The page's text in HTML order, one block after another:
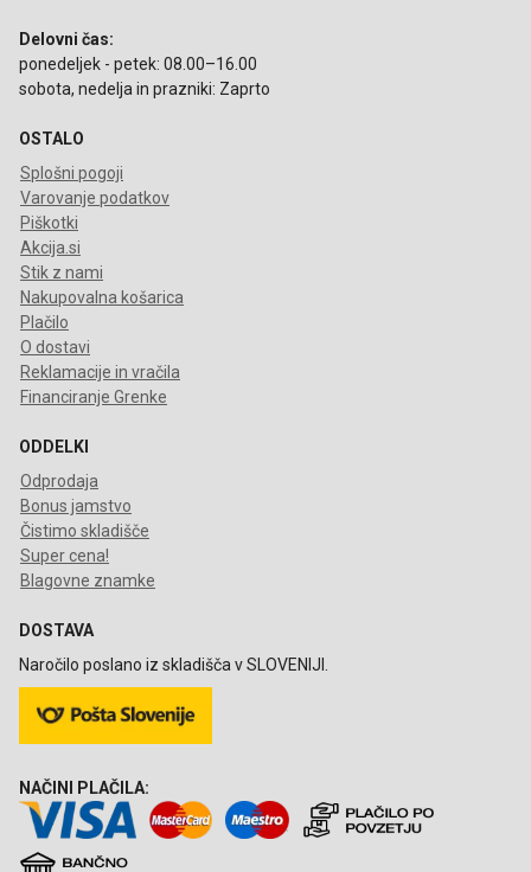
Delovni čas:
ponedeljek - petek: 08.00–16.00
sobota, nedelja in prazniki: Zaprto
OSTALO
Splošni pogoji
Varovanje podatkov
Piškotki
Akcija.si
Stik z nami
Nakupovalna košarica
Plačilo
O dostavi
Reklamacije in vračila
Financiranje Grenke
ODDELKI
Odprodaja
Bonus jamstvo
Čistimo skladišče
Super cena!
Blagovne znamke
DOSTAVA
Naročilo poslano iz skladišča v SLOVENIJI.
NAČINI PLAČILA: